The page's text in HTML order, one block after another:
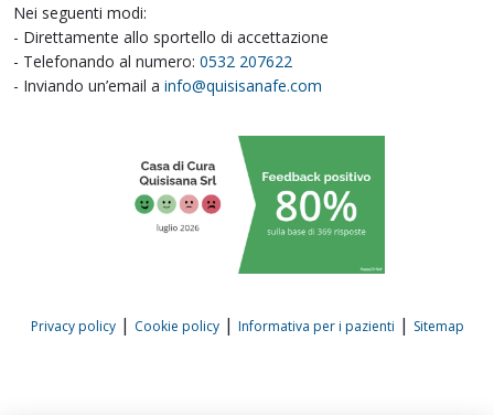
Nei seguenti modi:
- Direttamente allo sportello di accettazione
- Telefonando al numero: 0532 207622
- Inviando un’email a info@quisisanafe.com
Privacy policy| Cookie policy| Informativa per i pazienti | Sitemap